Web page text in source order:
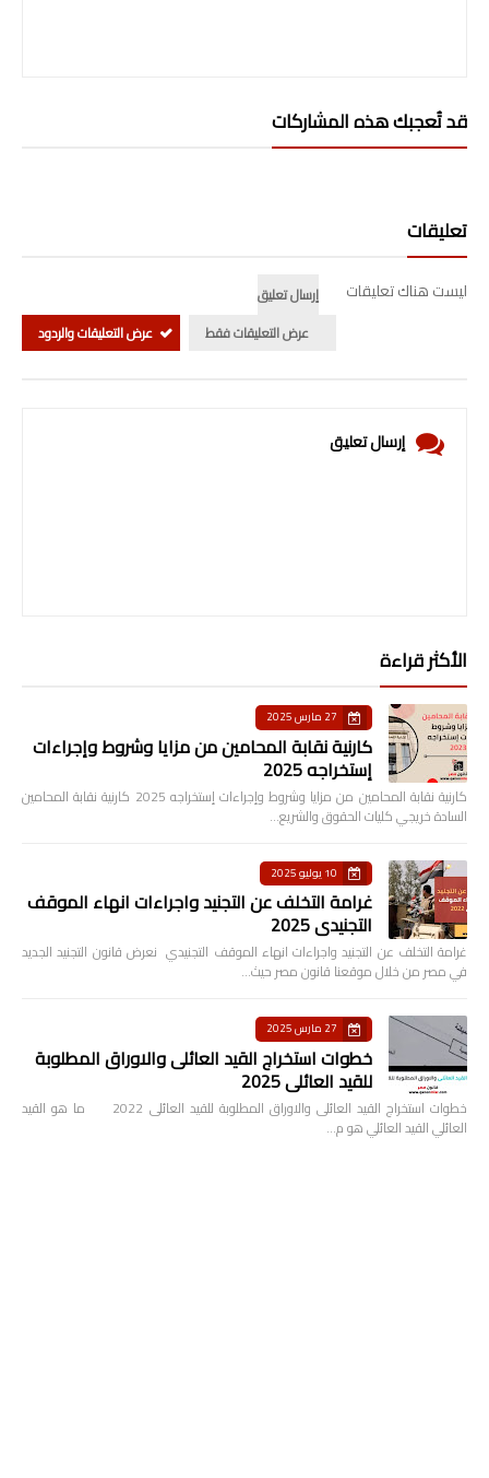
قد تُعجبك هذه المشاركات
تعليقات
ليست هناك تعليقات
إرسال تعليق
عرض التعليقات فقط
عرض التعليقات والردود
إرسال تعليق
الأكثر قراءة
27 مارس 2025
كارنية نقابة المحامين من مزايا وشروط وإجراءات
إستخراجه 2025
كارنية نقابة المحامين من مزايا وشروط وإجراءات إستخراجه 2025 كارنية نقابة المحامين
السادة خريجي كليات الحقوق والشريع…
10 يوليو 2025
غرامة التخلف عن التجنيد واجراءات انهاء الموقف
التجنيدي 2025
غرامة التخلف عن التجنيد واجراءات انهاء الموقف التجنيدي نعرض قانون التجنيد الجديد
في مصر من خلال موقعنا قانون مصر حيث…
27 مارس 2025
خطوات استخراج القيد العائلى والاوراق المطلوبة
للقيد العائلى 2025
خطوات استخراج القيد العائلى والاوراق المطلوبة للقيد العائلى 2022 ما هو القيد
العائلي القيد العائلي هو م…